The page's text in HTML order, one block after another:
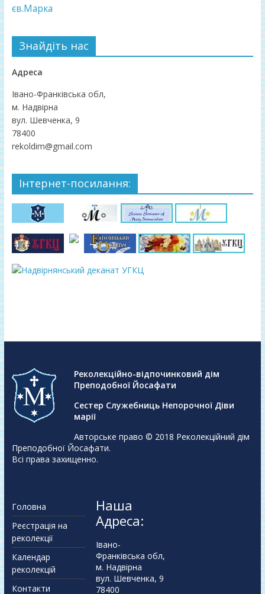
єв.Марка
Знайдіть нас
Адреса
Івано-Франківська обл,
м. Надвірна
вул. Шевченка, 9
78400
rekoldim@gmail.com
Інтернет-посилання:
Реколекційно-відпочинковий дім
Преподобної Йосафати
Сестер Служебниць Непорочної Діви
марії
Авторське право © 2018 Реколекційний дім
Преподобної Йосафати.
Всі права захищенно.
Головна
Реєстрація на
реколекції
Календар
реколекцій
Контакти
Наша
Адреса:
Івано-
Франківська обл,
м. Надвірна
вул. Шевченка, 9
78400